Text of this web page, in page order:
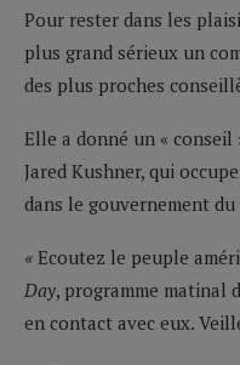
Pour rester dans les
plus grand sérieux un
des plus proches
Elle a donné un « conseil
Jared Kushner, qui
dans le gouvernement
« Ecoutez le peuple
Day, programme matinal
en contact avec eux.